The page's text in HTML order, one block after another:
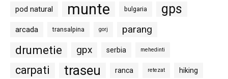
pod natural munte bulgaria gps
arcada transalpina gorj parang
drumetie gpx serbia mehedinti
carpati traseu ranca retezat hiking